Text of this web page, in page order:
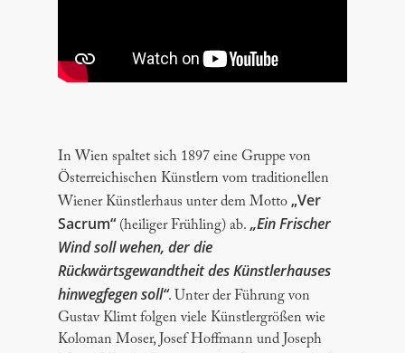
In Wien spaltet sich 1897 eine Gruppe von
Österreichischen Künstlern vom traditionellen
Wiener Künstlerhaus unter dem Motto„Ver
Sacrum“ (heiliger Frühling) ab.„Ein Frischer
Wind soll wehen, der die
Rückwärtsgewandtheit des Künstlerhauses
hinwegfegen soll“. Unter der Führung von
Gustav Klimt folgen viele Künstlergrößen wie
Koloman Moser, Josef Hoffmann und Joseph